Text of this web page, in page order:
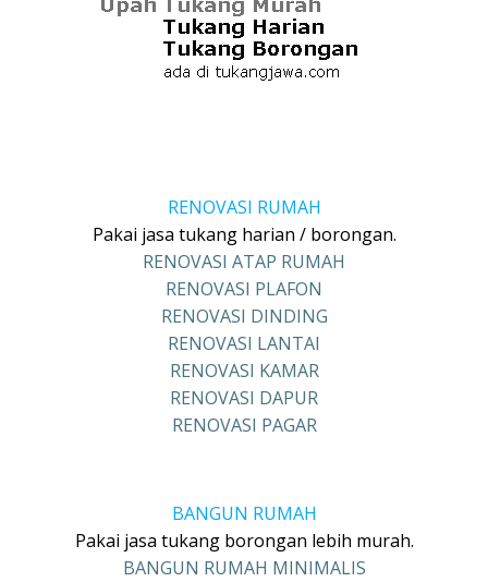
RENOVASI RUMAH
Pakai jasa tukang harian / borongan.
RENOVASI ATAP RUMAH
RENOVASI PLAFON
RENOVASI DINDING
RENOVASI LANTAI
RENOVASI KAMAR
RENOVASI DAPUR
RENOVASI PAGAR
BANGUN RUMAH
Pakai jasa tukang borongan lebih murah.
BANGUN RUMAH MINIMALIS